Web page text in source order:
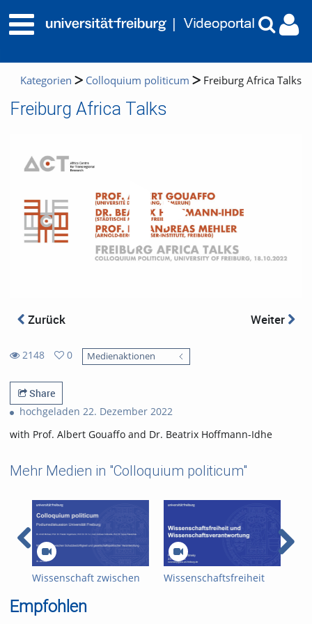
Kategorien Colloquium politicum Freiburg Africa Talks
Freiburg Africa Talks
Zurück Weiter
2148
views
0
favorites
Medienaktionen
Share
hochgeladen 22. Dezember 2022
with Prof. Albert Gouaffo and Dr. Beatrix Hoffmann-Idhe
Mehr Medien in "Colloquium politicum"
Wissenschaft zwischen
gesellschaftspolitischer
Verantwortung
Wissenschaftsfreiheit
Empfohlen